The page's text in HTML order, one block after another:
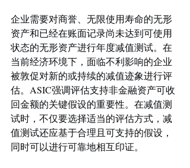
企业需要对商誉、无限使用寿命的无形
资产和已经在账面记录尚未达到可使用
状态的无形资产进行年度减值测试。在
当前经济环境下，面临不利影响的企业
被敦促对新的或持续的减值迹象进行评
估。ASIC强调评估支持非金融资产可收
回金额的关键假设的重要性。在减值测
试时，不仅要选择适当的评估方式，减
值测试还应基于合理且可支持的假设，
同时可以进行可靠地相互印证。